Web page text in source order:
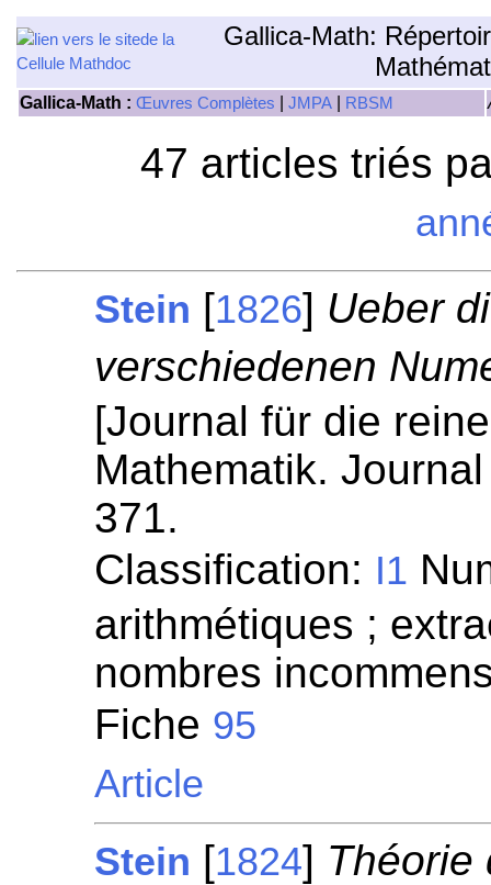
Gallica-Math:
Gallica-Math : Œuvres Complètes JMPA RBSM
47 articles triés
Stein [1826] Ueber
verschiedenen
[Journal für die
Mathematik.
371.
Classification: I1
arithmétiques ;
nombres
Fiche 95
Article
Stein [1824] Théorie